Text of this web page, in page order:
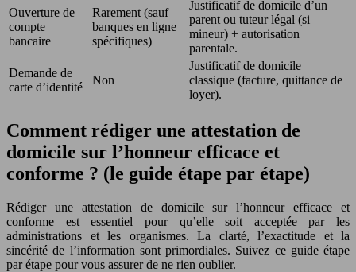
Ouverture de
compte
bancaire
Rarement (sauf
banques en ligne
spécifiques)
Justificatif de domicile d’un
parent ou tuteur légal (si
mineur) + autorisation
parentale.
Demande de
carte d’identité
Non
Justificatif de domicile
classique (facture, quittance de
loyer).
Comment rédiger une attestation de
domicile sur l’honneur efficace et
conforme ? (le guide étape par étape)
Rédiger une attestation de domicile sur l’honneur efficace et
conforme est essentiel pour qu’elle soit acceptée par les
administrations et les organismes. La clarté, l’exactitude et la
sincérité de l’information sont primordiales. Suivez ce guide étape
par étape pour vous assurer de ne rien oublier.